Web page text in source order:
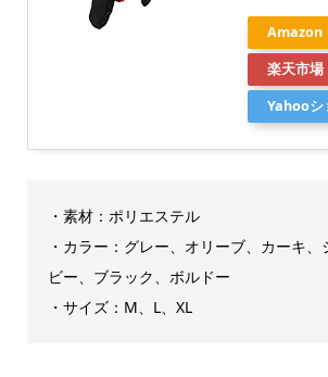
Amazon
楽天市場
Yahooシ
・素材：ポリエステル
・カラー：グレー、オリーブ、カーキ、
ビー、ブラック、ボルドー
・サイズ：M、L、XL